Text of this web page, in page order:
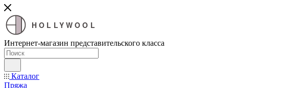
HOLLYWOOL
Интернет-магазин представительского класса
Каталог
Пряжа